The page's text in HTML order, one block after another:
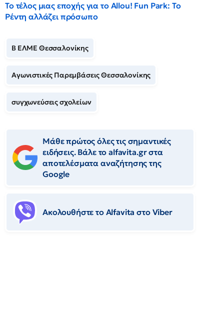
Το τέλος μιας εποχής για το Allou! Fun Park: Το
Ρέντη αλλάζει πρόσωπο
Β ΕΛΜΕ Θεσσαλονίκης
Αγωνιστικές Παρεμβάσεις Θεσσαλονίκης
συγχωνεύσεις σχολείων
Μάθε πρώτος όλες τις σημαντικές
ειδήσεις. Βάλε το alfavita.gr στα
αποτελέσματα αναζήτησης της
Google
Ακολουθήστε το Αlfavita στο Viber